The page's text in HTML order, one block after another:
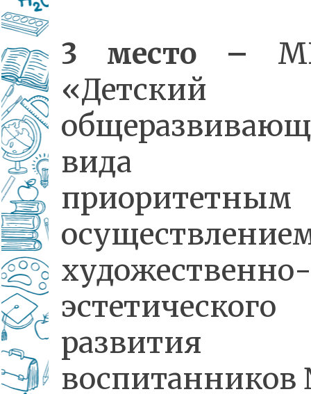
3 место –
«Детский
вида
приоритетным
художественно-
эстетического
развития
воспитанников